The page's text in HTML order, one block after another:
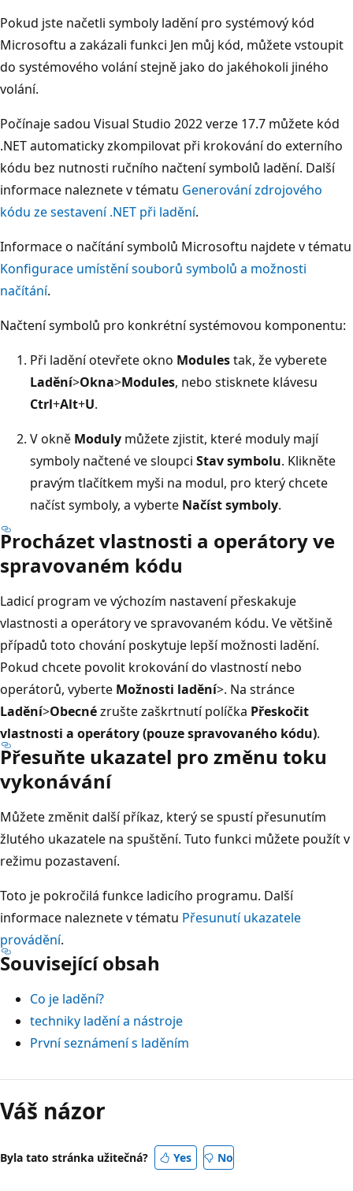
Pokud jste načetli symboly ladění pro systémový kód
Microsoftu a zakázali funkci Jen můj kód, můžete vstoupit
do systémového volání stejně jako do jakéhokoli jiného
volání.
Počínaje sadou Visual Studio 2022 verze 17.7 můžete kód
.NET automaticky zkompilovat při krokování do externího
kódu bez nutnosti ručního načtení symbolů ladění. Další
informace naleznete v tématu Generování zdrojového
kódu ze sestavení .NET při ladění.
Informace o načítání symbolů Microsoftu najdete v tématu
Konfigurace umístění souborů symbolů a možnosti
načítání.
Načtení symbolů pro konkrétní systémovou komponentu:
Při ladění otevřete okno Modulestak, že vyberete
Ladění>Okna>Modules, nebo stisknete klávesu
Ctrl+Alt+U.
V okně Moduly můžete zjistit, které moduly mají
symboly načtené ve sloupci Stav symbolu. Klikněte
pravým tlačítkem myši na modul, pro který chcete
načíst symboly, a vyberte Načíst symboly.
Procházet vlastnosti a operátory ve
spravovaném kódu
Ladicí program ve výchozím nastavení přeskakuje
vlastnosti a operátory ve spravovaném kódu. Ve většině
případů toto chování poskytuje lepší možnosti ladění.
Pokud chcete povolit krokování do vlastností nebo
operátorů, vyberte Možnosti ladění>. Na stránce
Ladění>Obecnézrušte zaškrtnutí políčka Přeskočit
vlastnosti a operátory (pouze spravovaného kódu).
Přesuňte ukazatel pro změnu toku
vykonávání
Můžete změnit další příkaz, který se spustí přesunutím
žlutého ukazatele na spuštění. Tuto funkci můžete použít v
režimu pozastavení.
Toto je pokročilá funkce ladicího programu. Další
informace naleznete v tématu Přesunutí ukazatele
provádění.
Související obsah
Co je ladění?
techniky ladění a nástroje
První seznámení s laděním
Váš názor
Byla tato stránka užitečná? Yes No